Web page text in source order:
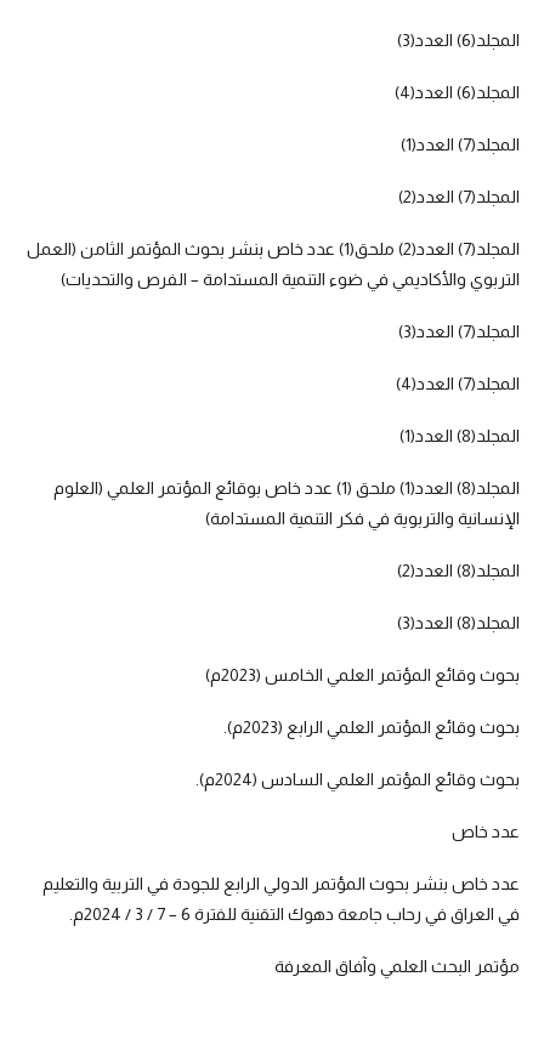
المجلد(6) العدد(3)
المجلد(6) العدد(4)
المجلد(7) العدد(1)
المجلد(7) العدد(2)
المجلد(7) العدد(2) ملحق(1) عدد خاص بنشر بحوث المؤتمر الثامن (العمل
التربوي والأكاديمي في ضوء التنمية المستدامة – الفرص والتحديات)
المجلد(7) العدد(3)
المجلد(7) العدد(4)
المجلد(8) العدد(1)
المجلد(8) العدد(1) ملحق (1) عدد خاص بوقائع المؤتمر العلمي (العلوم
الإنسانية والتربوية في فكر التنمية المستدامة)
المجلد(8) العدد(2)
المجلد(8) العدد(3)
بحوث وقائع المؤتمر العلمي الخامس (2023م)
بحوث وقائع المؤتمر العلمي الرابع (2023م).
بحوث وقائع المؤتمر العلمي السادس (2024م).
عدد خاص
عدد خاص بنشر بحوث المؤتمر الدولي الرابع للجودة في التربية والتعليم
في العراق في رحاب جامعة دهوك التقنية للفترة 6 – 7 / 3 / 2024م.
مؤتمر البحث العلمي وآفاق المعرفة